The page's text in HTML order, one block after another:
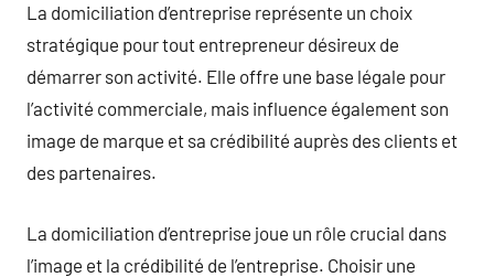
La domiciliation d’entreprise représente un choix
stratégique pour tout entrepreneur désireux de
démarrer son activité. Elle offre une base légale pour
l’activité commerciale, mais influence également son
image de marque et sa crédibilité auprès des clients et
des partenaires.
La domiciliation d’entreprise joue un rôle crucial dans
l’image et la crédibilité de l’entreprise. Choisir une